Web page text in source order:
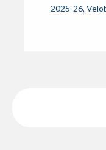
2025-26,